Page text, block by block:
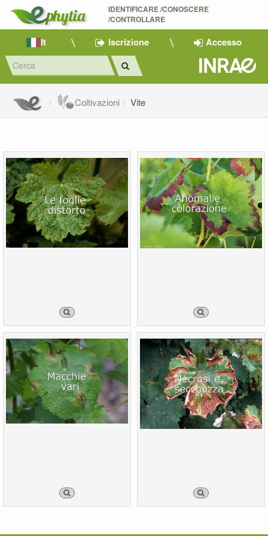
IDENTIFICARE /CONOSCERE
/CONTROLLARE
It Iscrizione Accesso
Coltivazioni Vite